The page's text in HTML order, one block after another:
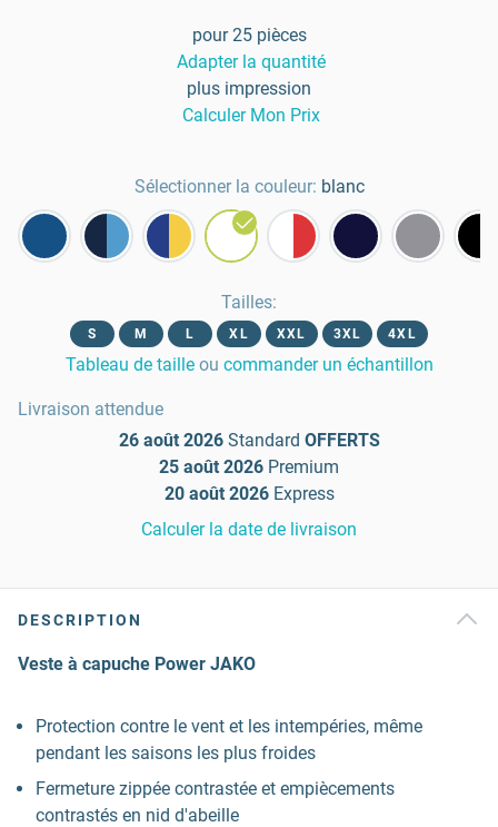
pour 25 pièces
Adapter la quantité
plus impression
Calculer Mon Prix
Sélectionner la couleur: blanc
Tailles:
S M L XL XXL 3XL 4XL
Tableau de taille ou commander un échantillon
Livraison attendue
26 août 2026 Standard OFFERTS
25 août 2026 Premium
20 août 2026 Express
Calculer la date de livraison
DESCRIPTION
Veste à capuche Power JAKO
Protection contre le vent et les intempéries, même
pendant les saisons les plus froides
Fermeture zippée contrastée et empiècements
contrastés en nid d'abeille